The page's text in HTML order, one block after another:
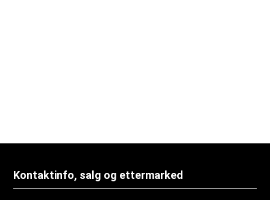
Kontaktinfo, salg og ettermarked